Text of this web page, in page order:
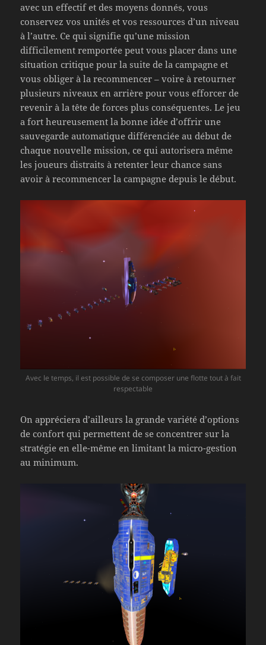
avec un effectif et des moyens donnés, vous
conservez vos unités et vos ressources d’un niveau
à l’autre. Ce qui signifie qu’une mission
difficilement remportée peut vous placer dans une
situation critique pour la suite de la campagne et
vous obliger à la recommencer – voire à retourner
plusieurs niveaux en arrière pour vous efforcer de
revenir à la tête de forces plus conséquentes. Le jeu
a fort heureusement la bonne idée d’offrir une
sauvegarde automatique différenciée au début de
chaque nouvelle mission, ce qui autorisera même
les joueurs distraits à retenter leur chance sans
avoir à recommencer la campagne depuis le début.
Avec le temps, il est possible de se composer une flotte tout à fait
respectable
On appréciera d’ailleurs la grande variété d’options
de confort qui permettent de se concentrer sur la
stratégie en elle-même en limitant la micro-gestion
au minimum.